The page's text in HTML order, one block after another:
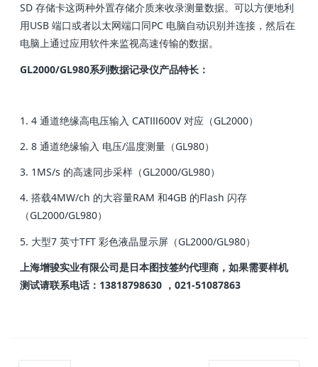
SD 存储卡这两种外置存储介质来收录测量数据。可以方便地利
用USB 端口或者以太网端口同PC 电脑自动识别并连接，然后在
电脑上通过应用软件来监视高速传输的数据。
GL2000/GL980系列数据记录仪产品特长：
1. 4 通道绝缘高电压输入 CATⅢ600V 对应（GL2000）
2. 8 通道绝缘输入 电压/温度测量（GL980）
3. 1MS/s 的高速同步采样（GL2000/GL980）
4. 搭载4MW/ch 的大容量RAM 和4GB 的Flash 闪存
（GL2000/GL980）
5. 大型7 英寸TFT 彩色液晶显示屏（GL2000/GL980）
上海增骏实业有限公司是日本图技签约代理商，如果需要样机
测试请联系电话：13818798630 ，021-51087863